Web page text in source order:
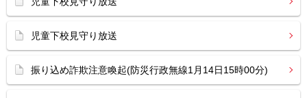
児童下校見守り放送
振り込め詐欺注意喚起(防災行政無線1月14日15時00分)